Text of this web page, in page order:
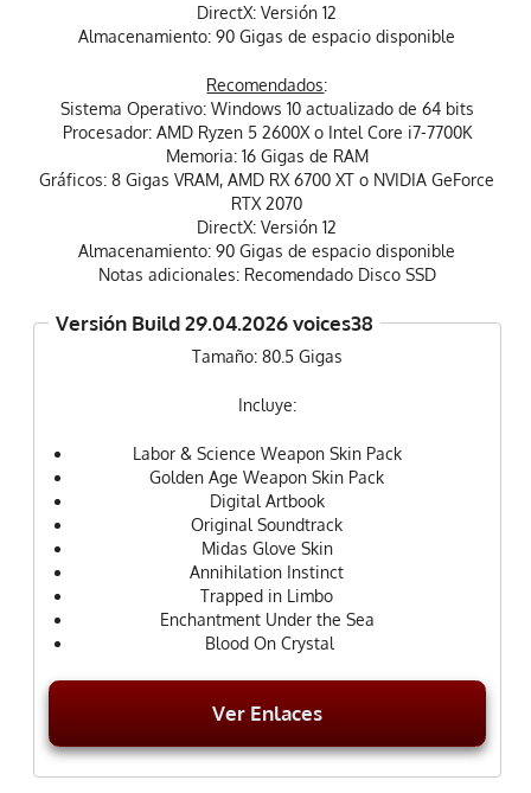
DirectX: Versión 12
Almacenamiento: 90 Gigas de espacio disponible
Recomendados:
Sistema Operativo: Windows 10 actualizado de 64 bits
Procesador: AMD Ryzen 5 2600X o Intel Core i7-7700K
Memoria: 16 Gigas de RAM
Gráficos: 8 Gigas VRAM, AMD RX 6700 XT o NVIDIA GeForce
RTX 2070
DirectX: Versión 12
Almacenamiento: 90 Gigas de espacio disponible
Notas adicionales: Recomendado Disco SSD
Versión Build 29.04.2026 voices38
Tamaño: 80.5 Gigas
Incluye:
Labor & Science Weapon Skin Pack
Golden Age Weapon Skin Pack
Digital Artbook
Original Soundtrack
Midas Glove Skin
Annihilation Instinct
Trapped in Limbo
Enchantment Under the Sea
Blood On Crystal
Ver Enlaces